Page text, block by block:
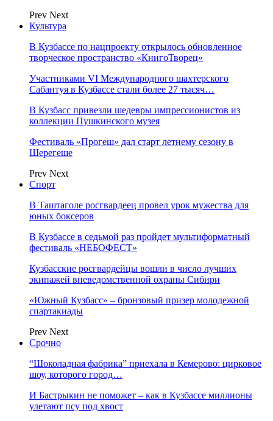
Prev Next
Культура
В Кузбассе по нацпроекту открылось обновленное
творческое пространство «КнигоТворец»
Участниками VI Международного шахтерского
Сабантуя в Кузбассе стали более 27 тысяч…
В Кузбасс привезли шедевры импрессионистов из
коллекции Пушкинского музея
Фестиваль «Прогеш» дал старт летнему сезону в
Шерегеше
Prev Next
Спорт
В Таштаголе росгвардеец провел урок мужества для
юных боксеров
В Кузбассе в седьмой раз пройдет мультиформатный
фестиваль «НЕБОФЕСТ»
Кузбасские росгвардейцы вошли в число лучших
экипажей вневедомственной охраны Сибири
«Южный Кузбасс» – бронзовый призер молодежной
спартакиады
Prev Next
Срочно
“Шоколадная фабрика” приехала в Кемерово: цирковое
шоу, которого город…
И Бастрыкин не поможет – как в Кузбассе миллионы
улетают псу под хвост